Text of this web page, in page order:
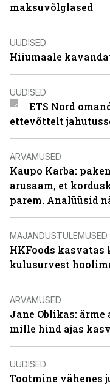
maksuvõlglased
UUDISED
Hiiumaale
UUDISED
ETS Nord
ettevõttelt
ARVAMUSED
Kaupo Karba:
arusaam, et
parem. Analüüsid
MAJANDUSTULEMUSED
HKFoods
kulusurvest
ARVAMUSED
Jane Oblikas:
mille hind ajas
UUDISED
Tootmine vähenes